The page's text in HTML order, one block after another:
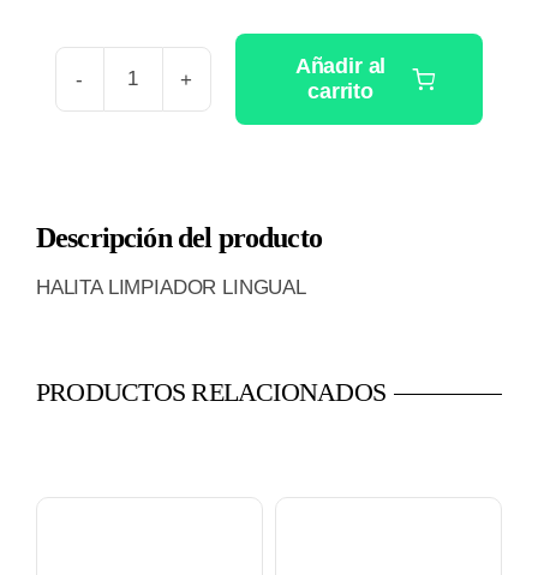
LIMPIADOR
Añadir al
carrito
Descripción del producto
HALITA LIMPIADOR LINGUAL
PRODUCTOS RELACIONADOS